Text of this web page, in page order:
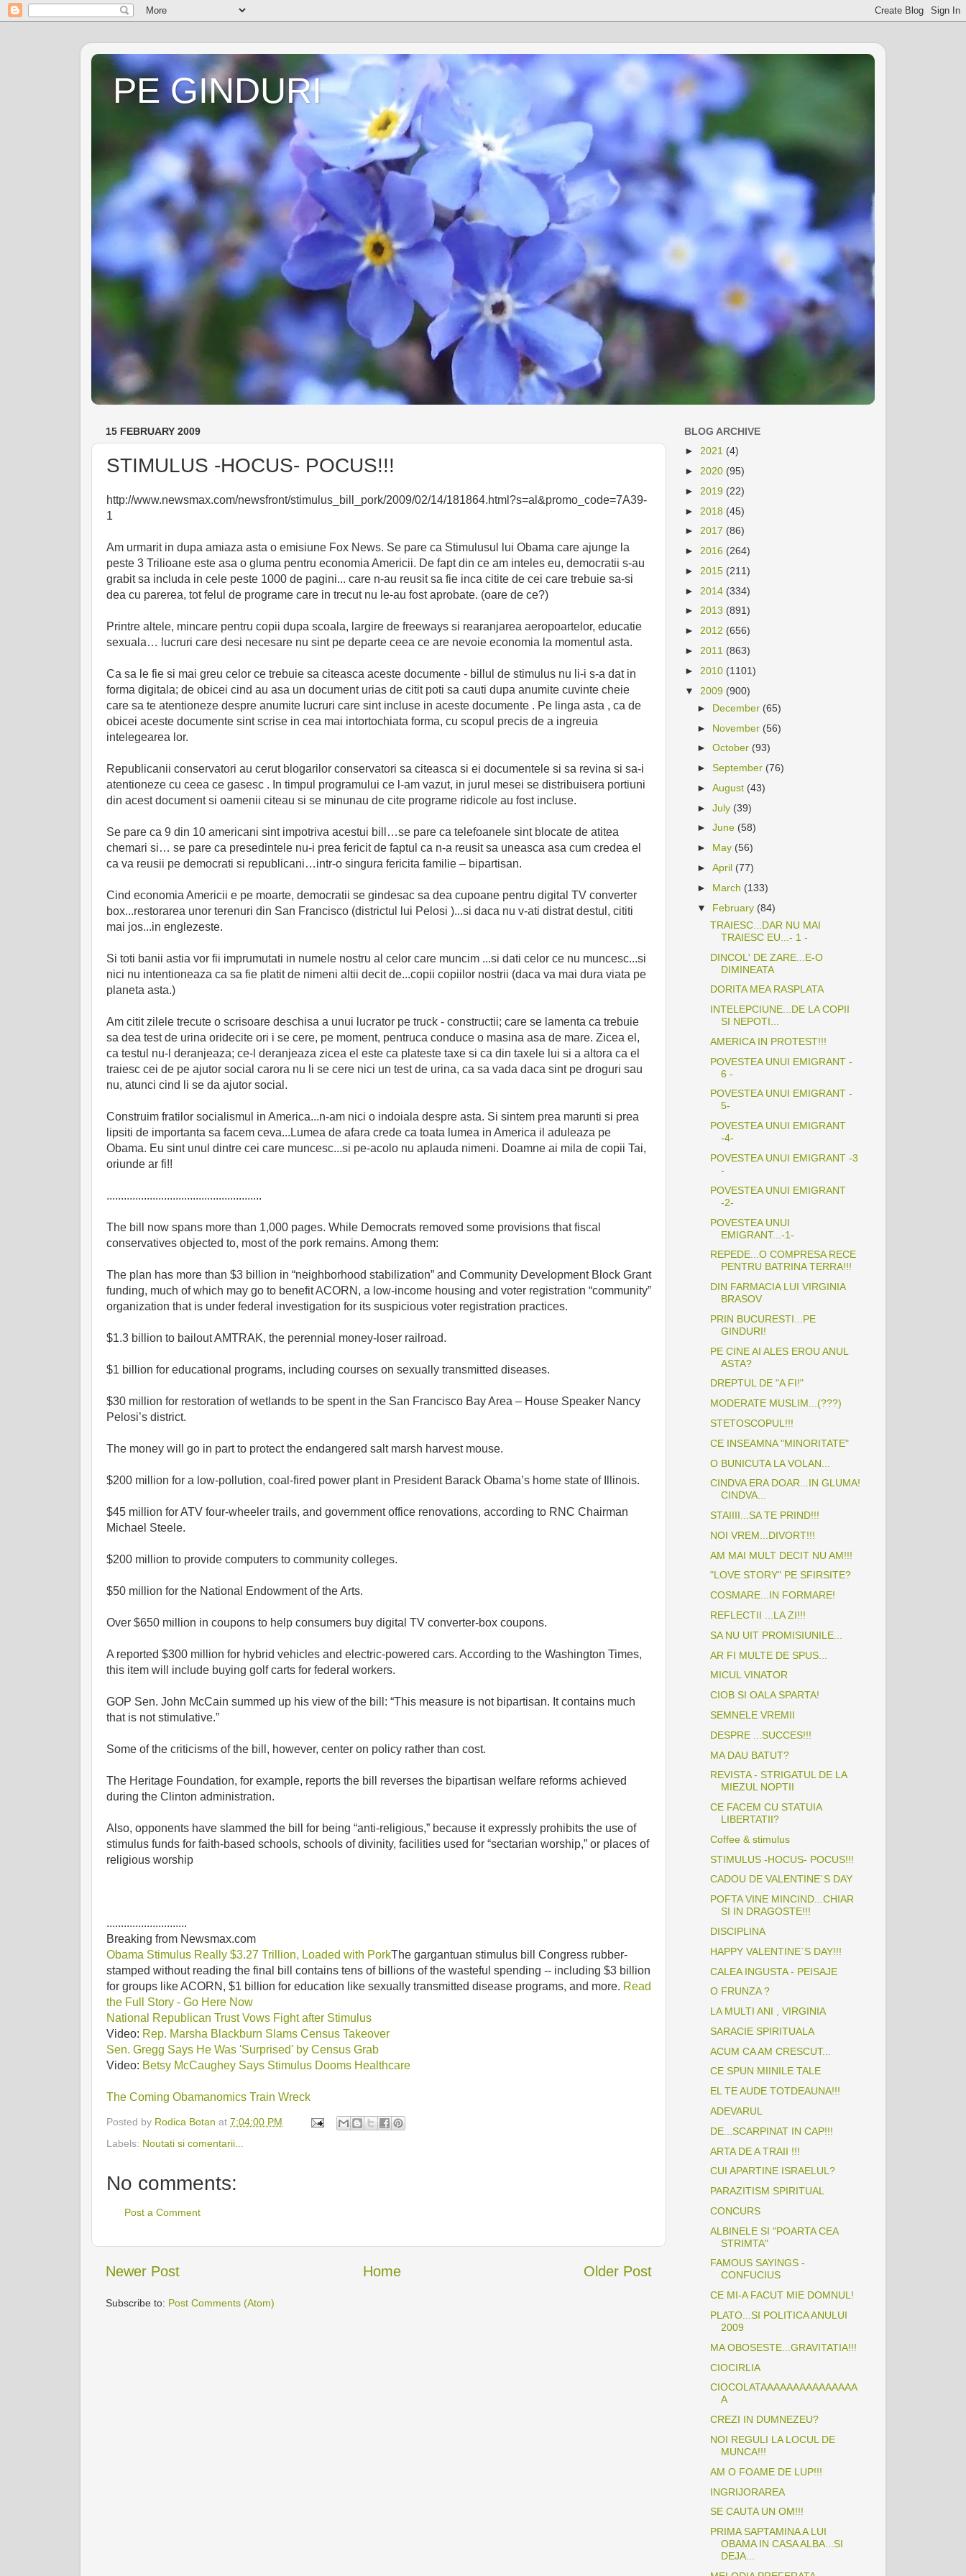
PE GINDURI
15 FEBRUARY 2009
STIMULUS -HOCUS- POCUS!!!
http://www.newsmax.com/newsfront/stimulus_bill_pork/2009/02/14/181864.html?s=al&promo_code=7A39-
1
Am urmarit in dupa amiaza asta o emisiune Fox News. Se pare ca Stimulusul lui Obama care ajunge la
peste 3 Trilioane este asa o gluma pentru economia Americii. De fapt din ce am inteles eu, democratii s-au
grabit sa includa in cele peste 1000 de pagini... care n-au reusit sa fie inca citite de cei care trebuie sa-si
dea cu parerea, tot felul de programe care in trecut nu le-au fost aprobate. (oare de ce?)
Printre altele, mincare pentru copii dupa scoala, largire de freeways si rearanjarea aeropoartelor, educatie
sexuala… lucruri care desi necesare nu sint pe departe ceea ce are nevoie economia la momentul asta.
Ca sa le fie si mai greu celor ce trebuie sa citeasca aceste documente - billul de stimulus nu li-i s-a dat in
forma digitala; de obicei cind au asa un document urias de citit poti sa cauti dupa anumite cuvinte cheie
care sa te atentioneze despre anumite lucruri care sint incluse in aceste documente . Pe linga asta , ca de
obicei aceste documente sint scrise in cea mai intortochiata forma, cu scopul precis de a ingreuia
intelegearea lor.
Republicanii conservatori au cerut blogarilor conservatori sa citeasca si ei documentele si sa revina si sa-i
atentioneze cu ceea ce gasesc . In timpul programului ce l-am vazut, in jurul mesei se distribuisera portiuni
din acest document si oamenii citeau si se minunau de cite programe ridicole au fost incluse.
Se pare ca 9 din 10 americani sint impotriva acestui bill…se pare ca telefoanele sint blocate de atitea
chemari si… se pare ca presedintele nu-i prea fericit de faptul ca n-a reusit sa uneasca asa cum credea el
ca va reusii pe democrati si republicani…intr-o singura fericita familie – bipartisan.
Cind economia Americii e pe moarte, democratii se gindesac sa dea cupoane pentru digital TV converter
box...restorarea unor terenuri din San Francisco (districtul lui Pelosi )...si daca nu v-ati distrat destul, cititi
mai jos...in englezeste.
Si toti banii astia vor fii imprumutati in numele nostru al celor care muncim ...si dati celor ce nu muncesc...si
nici nu intentioneaza ca sa fie platit de nimeni altii decit de...copii copiilor nostrii (daca va mai dura viata pe
planeta asta.)
Am citit zilele trecute o scrisoare deschisa a unui lucrator pe truck - constructii; care se lamenta ca trebuie
sa dea test de urina oridecite ori i se cere, pe moment, pentruca conduce o masina asa de mare. Zicea el,
ca testul nu-l deranjeaza; ce-l deranjeaza zicea el este ca plateste taxe si ca din taxele lui si a altora ca el
traiesc cei de pe ajutor social carora nu li se cere nici un test de urina, ca sa vada daca sint pe droguri sau
nu, atunci cind li se da ajutor social.
Construim fratilor socialismul in America...n-am nici o indoiala despre asta. Si sintem prea marunti si prea
lipsiti de importanta sa facem ceva...Lumea de afara crede ca toata lumea in America il aduleaza pe
Obama. Eu sint unul dintre cei care muncesc...si pe-acolo nu aplauda nimeni. Doamne ai mila de copii Tai,
oriunde ar fi!!
......................................................
The bill now spans more than 1,000 pages. While Democrats removed some provisions that fiscal
conservatives objected to, most of the pork remains. Among them:
The plan has more than $3 billion in “neighborhood stabilization” and Community Development Block Grant
funding, much of which may go to benefit ACORN, a low-income housing and voter registration “community”
organization that is under federal investigation for its suspicious voter registration practices.
$1.3 billion to bailout AMTRAK, the perennial money-loser railroad.
$1 billion for educational programs, including courses on sexually transmitted diseases.
$30 million for restoration of wetlands to be spent in the San Francisco Bay Area – House Speaker Nancy
Pelosi’s district.
The money will go in part to protect the endangered salt marsh harvest mouse.
$200 million for a low-pollution, coal-fired power plant in President Barack Obama’s home state of Illinois.
$45 million for ATV four-wheeler trails, and government office renovations, according to RNC Chairman
Michael Steele.
$200 million to provide computers to community colleges.
$50 million for the National Endowment of the Arts.
Over $650 million in coupons to help consumers buy digital TV converter-box coupons.
A reported $300 million for hybrid vehicles and electric-powered cars. According to the Washington Times,
this item will include buying golf carts for federal workers.
GOP Sen. John McCain summed up his view of the bill: “This measure is not bipartisan. It contains much
that is not stimulative.”
Some of the criticisms of the bill, however, center on policy rather than cost.
The Heritage Foundation, for example, reports the bill reverses the bipartisan welfare reforms achieved
during the Clinton administration.
Also, opponents have slammed the bill for being “anti-religious,” because it expressly prohibits the use of
stimulus funds for faith-based schools, schools of divinity, facilities used for “sectarian worship,” or places of
religious worship
............................
Breaking from Newsmax.com
Obama Stimulus Really $3.27 Trillion, Loaded with PorkThe gargantuan stimulus bill Congress rubber-
stamped without reading the final bill contains tens of billions of the wasteful spending -- including $3 billion
for groups like ACORN, $1 billion for education like sexually transmitted disease programs, and more. Read
the Full Story - Go Here Now
National Republican Trust Vows Fight after Stimulus
Video: Rep. Marsha Blackburn Slams Census Takeover
Sen. Gregg Says He Was 'Surprised' by Census Grab
Video: Betsy McCaughey Says Stimulus Dooms Healthcare
The Coming Obamanomics Train Wreck
Posted by Rodica Botan at 7:04:00 PM
Labels: Noutati si comentarii...
No comments:
Post a Comment
Newer Post Older Post
Home
Subscribe to: Post Comments (Atom)
BLOG ARCHIVE
► 2021 (4)
► 2020 (95)
► 2019 (22)
► 2018 (45)
► 2017 (86)
► 2016 (264)
► 2015 (211)
► 2014 (334)
► 2013 (891)
► 2012 (656)
► 2011 (863)
► 2010 (1101)
▼ 2009 (900)
► December (65)
► November (56)
►October (93)
►September (76)
►August (43)
►July (39)
►June (58)
► May (56)
►April (77)
► March (133)
▼ February (84)
TRAIESC...DAR NU MAI
TRAIESC EU...- 1 -
DINCOL' DE ZARE...E-O
DIMINEATA
DORITA MEA RASPLATA
INTELEPCIUNE...DE LA COPII
SI NEPOTI...
AMERICA IN PROTEST!!!
POVESTEA UNUI EMIGRANT -
6 -
POVESTEA UNUI EMIGRANT -
5-
POVESTEA UNUI EMIGRANT
-4-
POVESTEA UNUI EMIGRANT -3
-
POVESTEA UNUI EMIGRANT
-2-
POVESTEA UNUI
EMIGRANT...-1-
REPEDE...O COMPRESA RECE
PENTRU BATRINA TERRA!!!
DIN FARMACIA LUI VIRGINIA
BRASOV
PRIN BUCURESTI...PE
GINDURI!
PE CINE AI ALES EROU ANUL
ASTA?
DREPTUL DE "A FI!"
MODERATE MUSLIM...(???)
STETOSCOPUL!!!
CE INSEAMNA "MINORITATE"
O BUNICUTA LA VOLAN...
CINDVA ERA DOAR...IN GLUMA!
CINDVA...
STAIIII...SA TE PRIND!!!
NOI VREM...DIVORT!!!
AM MAI MULT DECIT NU AM!!!
"LOVE STORY" PE SFIRSITE?
COSMARE...IN FORMARE!
REFLECTII ...LA ZI!!!
SA NU UIT PROMISIUNILE...
AR FI MULTE DE SPUS...
MICUL VINATOR
CIOB SI OALA SPARTA!
SEMNELE VREMII
DESPRE ...SUCCES!!!
MA DAU BATUT?
REVISTA - STRIGATUL DE LA
MIEZUL NOPTII
CE FACEM CU STATUIA
LIBERTATII?
Coffee & stimulus
STIMULUS -HOCUS- POCUS!!!
CADOU DE VALENTINE`S DAY
POFTA VINE MINCIND...CHIAR
SI IN DRAGOSTE!!!
DISCIPLINA
HAPPY VALENTINE`S DAY!!!
CALEA INGUSTA - PEISAJE
O FRUNZA ?
LA MULTI ANI , VIRGINIA
SARACIE SPIRITUALA
ACUM CA AM CRESCUT...
CE SPUN MIINILE TALE
EL TE AUDE TOTDEAUNA!!!
ADEVARUL
DE...SCARPINAT IN CAP!!!
ARTA DE A TRAII !!!
CUI APARTINE ISRAELUL?
PARAZITISM SPIRITUAL
CONCURS
ALBINELE SI "POARTA CEA
STRIMTA"
FAMOUS SAYINGS -
CONFUCIUS
CE MI-A FACUT MIE DOMNUL!
PLATO...SI POLITICA ANULUI
2009
MA OBOSESTE...GRAVITATIA!!!
CIOCIRLIA
CIOCOLATAAAAAAAAAAAAAAA
A
CREZI IN DUMNEZEU?
NOI REGULI LA LOCUL DE
MUNCA!!!
AM O FOAME DE LUP!!!
INGRIJORAREA
SE CAUTA UN OM!!!
PRIMA SAPTAMINA A LUI
OBAMA IN CASA ALBA...SI
DEJA...